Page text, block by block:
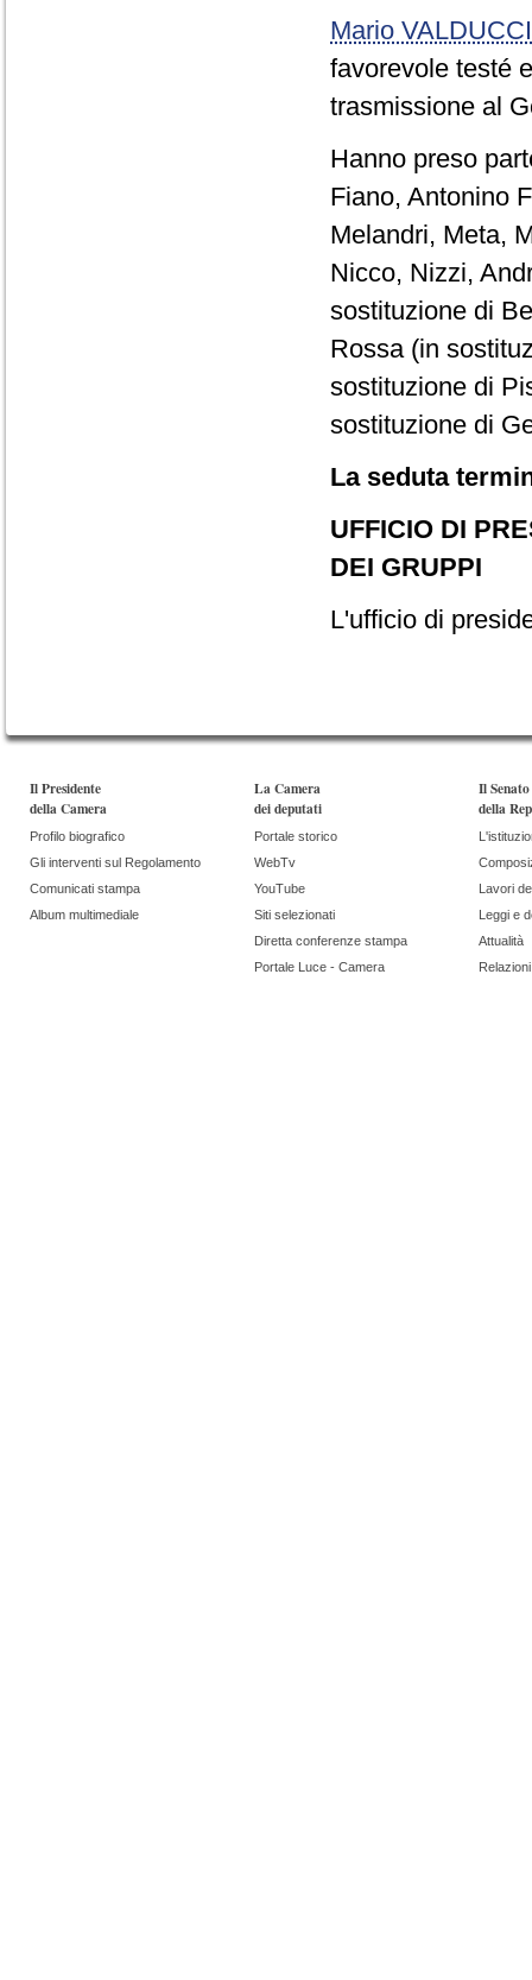
Mario VALDUCCI
favorevole testé
trasmissione al
Hanno preso
Fiano, Antonino
Melandri, Meta,
Nicco, Nizzi,
sostituzione di
Rossa (in
sostituzione di
sostituzione di
La seduta
UFFICIO DI
DEI GRUPPI
L'ufficio di
Il Presidente
della Camera
Profilo biografico
Gli interventi sul Regolamento
Comunicati stampa
Album multimediale
La Camera
dei deputati
Portale storico
WebTv
YouTube
Siti selezionati
Diretta conferenze stampa
Portale Luce - Camera
Il Senato
della
Lavori
Leggi e
Attualità